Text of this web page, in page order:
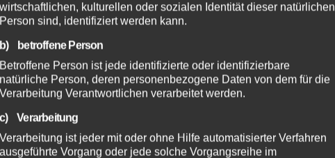
wirtschaftlichen, kulturellen oder sozialen Identität dieser natürlichen
Person sind, identifiziert werden kann.
b) betroffene Person
Betroffene Person ist jede identifizierte oder identifizierbare
natürliche Person, deren personenbezogene Daten von dem für die
Verarbeitung Verantwortlichen verarbeitet werden.
c) Verarbeitung
Verarbeitung ist jeder mit oder ohne Hilfe automatisierter Verfahren
ausgeführte Vorgang oder jede solche Vorgangsreihe im